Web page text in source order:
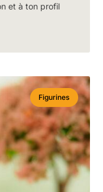
et à ton profil
Figurines